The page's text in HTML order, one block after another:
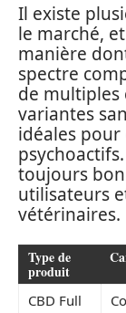
Il existe
le marché,
manière
spectre
de multiples
variantes
idéales pour
toujours
utilisateurs
vétérinaires.
Type de
produit
CBD Full